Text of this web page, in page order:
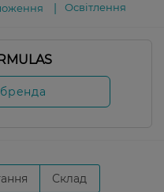
Освітлення
Склад